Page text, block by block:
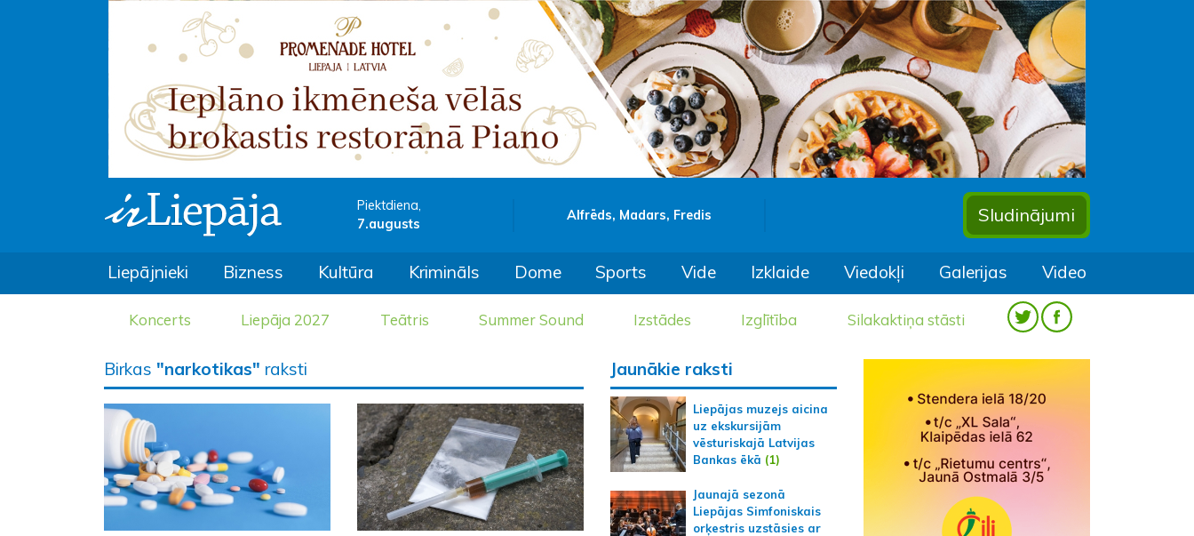
Piektdiena,
7.augusts
Alfrēds, Madars, Fredis Sludinājumi
Liepājnieki Bizness Kultūra Krimināls Dome Sports Vide Izklaide Viedokļi Galerijas Video
Koncerts Liepāja 2027 Teātris Summer Sound Izstādes Izglītība Silakaktiņa stāsti
Birkas "narkotikas" raksti Jaunākie raksti
Liepājas muzejs aicina
uz ekskursijām
vēsturiskajā Latvijas
Bankas ēkā (1)
Jaunajā sezonā
Liepājas Simfoniskais
orķestris uzstāsies ar